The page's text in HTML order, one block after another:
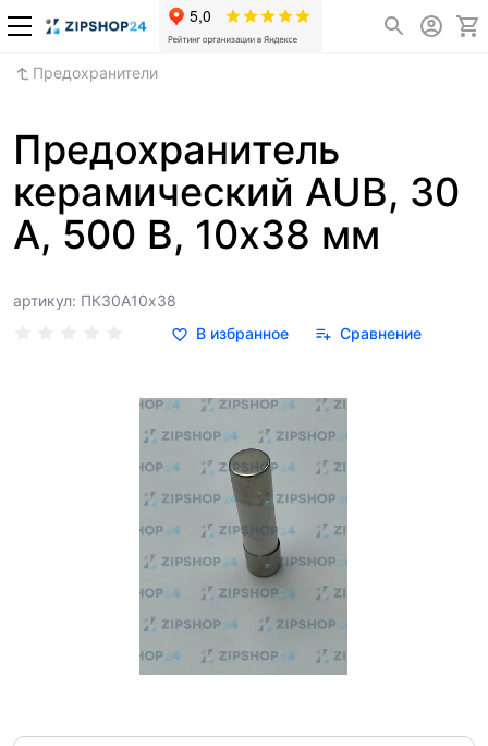
Предохранители
Предохранитель
керамический АUB, 30
А, 500 В, 10х38 мм
артикул: ПК30А10х38
В избранное
Сравнение